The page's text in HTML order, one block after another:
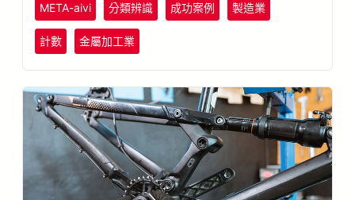
META-aivi 分類辨識 成功案例 製造業
計數 金屬加工業